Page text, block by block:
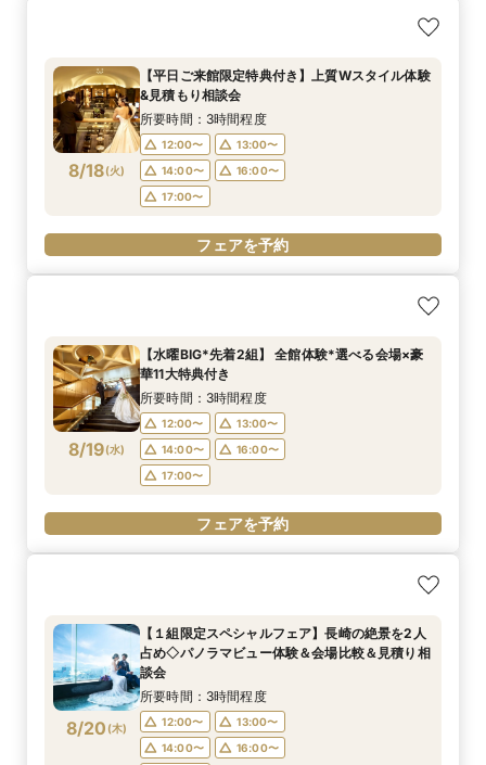
8/17(月)
＜月曜日3組限定*特別フェア＞1件目見学特典付
所要時間：3時間程度
14:00〜
16:00〜
17:00〜
フェアを予約
8/18(火)
【平日ご来館限定特典付き】上質Wスタイル体験
&見積もり相談会
所要時間：3時間程度
12:00〜
13:00〜
14:00〜
16:00〜
17:00〜
フェアを予約
8/19(水)
【水曜BIG*先着2組】 全館体験*選べる会場×豪
華11大特典付き
所要時間：3時間程度
12:00〜
13:00〜
14:00〜
16:00〜
17:00〜
フェアを予約
8/20 (木)
【１組限定スペシャルフェア】長崎の絶景を2人
占め◇パノラマビュー体験＆会場比較＆見積り相
談会
所要時間：3時間程度
12:00〜
13:00〜
14:00〜
16:00〜